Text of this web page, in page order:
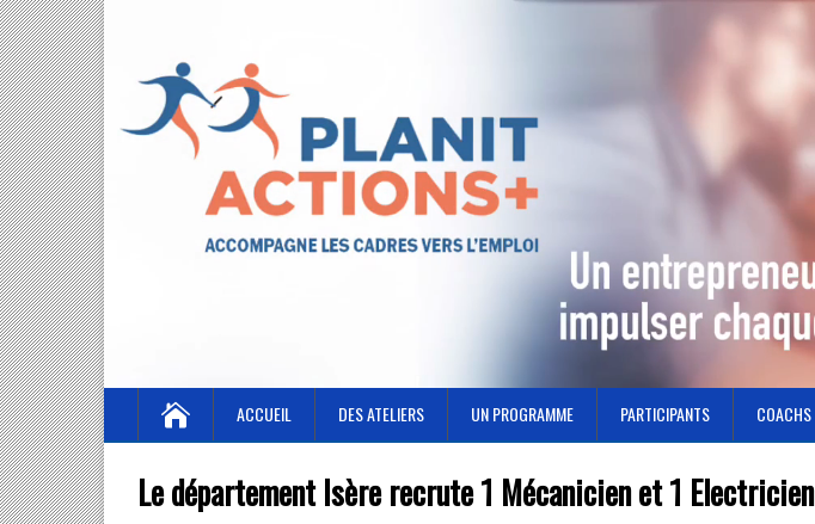
ACCUEIL DES ATELIERS UN PROGRAMME PARTICIPANTS COACHS
Le département Isère recrute 1 Mécanicien et 1 Electricien